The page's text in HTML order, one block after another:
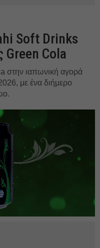
Soft Drinks
Green Cola
στην ιαπωνική αγορά
με ένα διήμερο